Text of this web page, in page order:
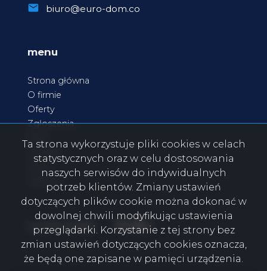
biuro@euro-dom.co
menu
Strona główna
O firmie
Oferty
Zgłoszenia
Rodo
social media Facebook
Facebook
Facebook
Facebook
Ta strona wykorzystuje pliki cookies w celach
statystycznych oraz w celu dostosowania
naszych serwisów do indywidualnych
potrzeb klientów. Zmiany ustawień
dotyczących plików cookie można dokonać w
dowolnej chwili modyfikując ustawienia
przeglądarki. Korzystanie z tej strony bez
zmian ustawień dotyczących cookies oznacza,
że będą one zapisane w pamięci urządzenia.